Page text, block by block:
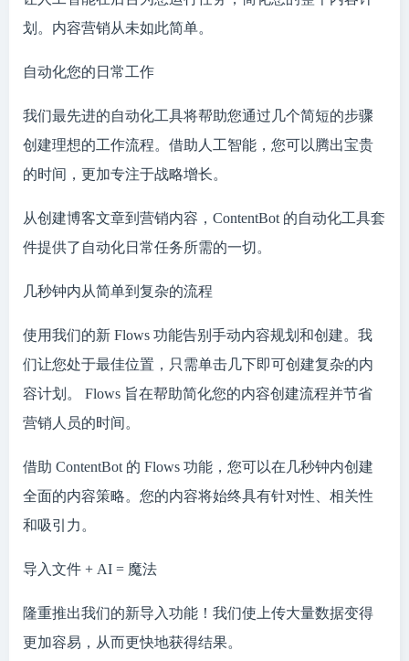
划。内容营销从未如此简单。
自动化您的日常工作
我们最先进的自动化工具将帮助您通过几个简短的步骤
创建理想的工作流程。借助人工智能，您可以腾出宝贵
的时间，更加专注于战略增长。
从创建博客文章到营销内容，ContentBot 的自动化工具套
件提供了自动化日常任务所需的一切。
几秒钟内从简单到复杂的流程
使用我们的新 Flows 功能告别手动内容规划和创建。我
们让您处于最佳位置，只需单击几下即可创建复杂的内
容计划。 Flows 旨在帮助简化您的内容创建流程并节省
营销人员的时间。
借助 ContentBot 的 Flows 功能，您可以在几秒钟内创建
全面的内容策略。您的内容将始终具有针对性、相关性
和吸引力。
导入文件 + AI = 魔法
隆重推出我们的新导入功能！我们使上传大量数据变得
更加容易，从而更快地获得结果。